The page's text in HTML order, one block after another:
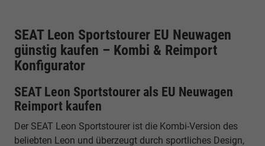
SEAT Leon Sportstourer EU Neuwagen
günstig kaufen – Kombi & Reimport
Konfigurator
SEAT Leon Sportstourer als EU Neuwagen
Reimport kaufen
Der SEAT Leon Sportstourer ist die Kombi-Version des
beliebten Leon und überzeugt durch sportliches Design,